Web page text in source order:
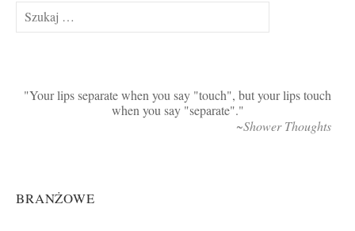
Szukaj:
Your lips separate when you say "touch", but your lips touch
when you say "separate".
~Shower Thoughts
BRANŻOWE